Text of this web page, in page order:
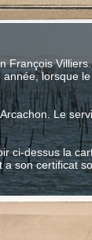
François
lorsque
Le
ci-dessus la
son certificat